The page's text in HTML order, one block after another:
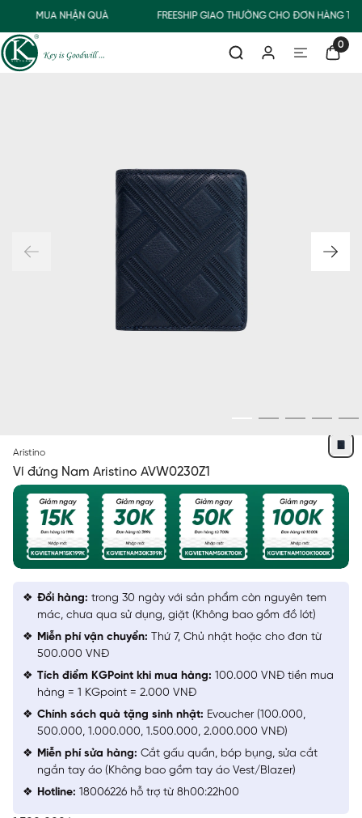
MUA NHẬN QUÀ FREESHIP GIAO THƯỜNG CHO ĐƠN HÀNG
0
Aristino
Ví đứng Nam Aristino AVW0230Z1
Đổi hàng: trong 30 ngày với sản phẩm còn nguyên tem
mác, chưa qua sử dụng, giặt (Không bao gồm đồ lót)
Miễn phí vận chuyển: Thứ 7, Chủ nhật hoặc cho đơn từ
500.000 VNĐ
Tích điểm KGPoint khi mua hàng: 100.000 VNĐ tiền mua
hàng = 1 KGpoint = 2.000 VNĐ
Chính sách quà tặng sinh nhật: Evoucher (100.000,
500.000, 1.000.000, 1.500.000, 2.000.000 VNĐ)
Miễn phí sửa hàng: Cắt gấu quần, bóp bụng, sửa cắt
ngắn tay áo (Không bao gồm tay áo Vest/Blazer)
Hotline: 18006226 hỗ trợ từ 8h00:22h00